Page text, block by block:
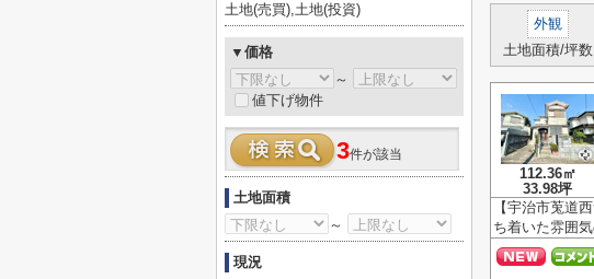
外観
土地面積/坪数
112.36㎡
33.98坪
【宇治市莵道
ち着いた雰囲
土地(売買),土地(投資)
▼価格
～
値下げ物件
3件が該当
土地面積
～
現況